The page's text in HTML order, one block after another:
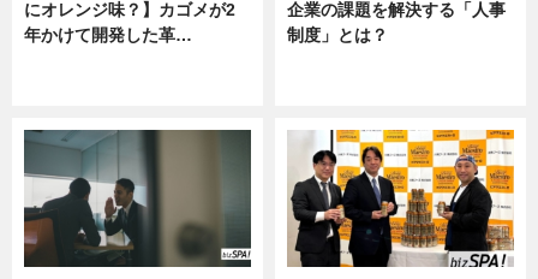
にオレンジ味？】カゴメが2
年かけて開発した革…
企業の課題を解決する「人事
制度」とは？